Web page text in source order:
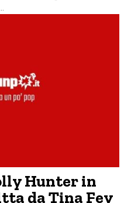
Hunter in
da Tina Fey